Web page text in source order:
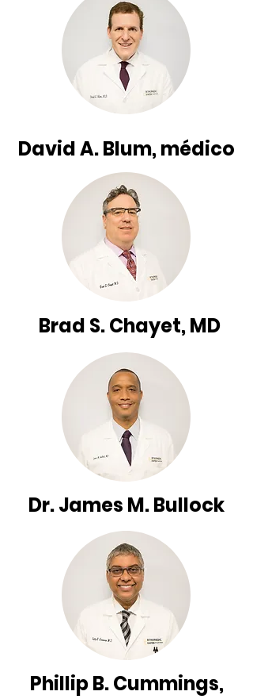
David A. Blum, médico
Brad S. Chayet, MD
Dr. James M. Bullock
Phillip B. Cummings,